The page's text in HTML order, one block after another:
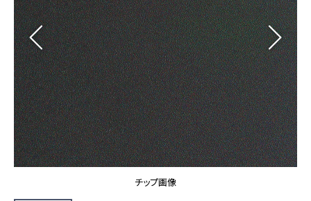
ブランド・コレクション
Lilycolor Coordinate 着せ替えシミュレーション
カーテン
床材
サステナブル商品
ノンワックス床タイル
壁紙機能性ガイド
施工事例 トップ
医療・福祉施設
ホテル・オフィス・店舗
モデルハウス
新築戸建・マンション
#リリカラのある暮らし
リリカラノート
ショールーム
ショールーム トップ
東京ショールーム
大阪ショールーム
お客様サポート
お客様サポート トップ
チップ画像